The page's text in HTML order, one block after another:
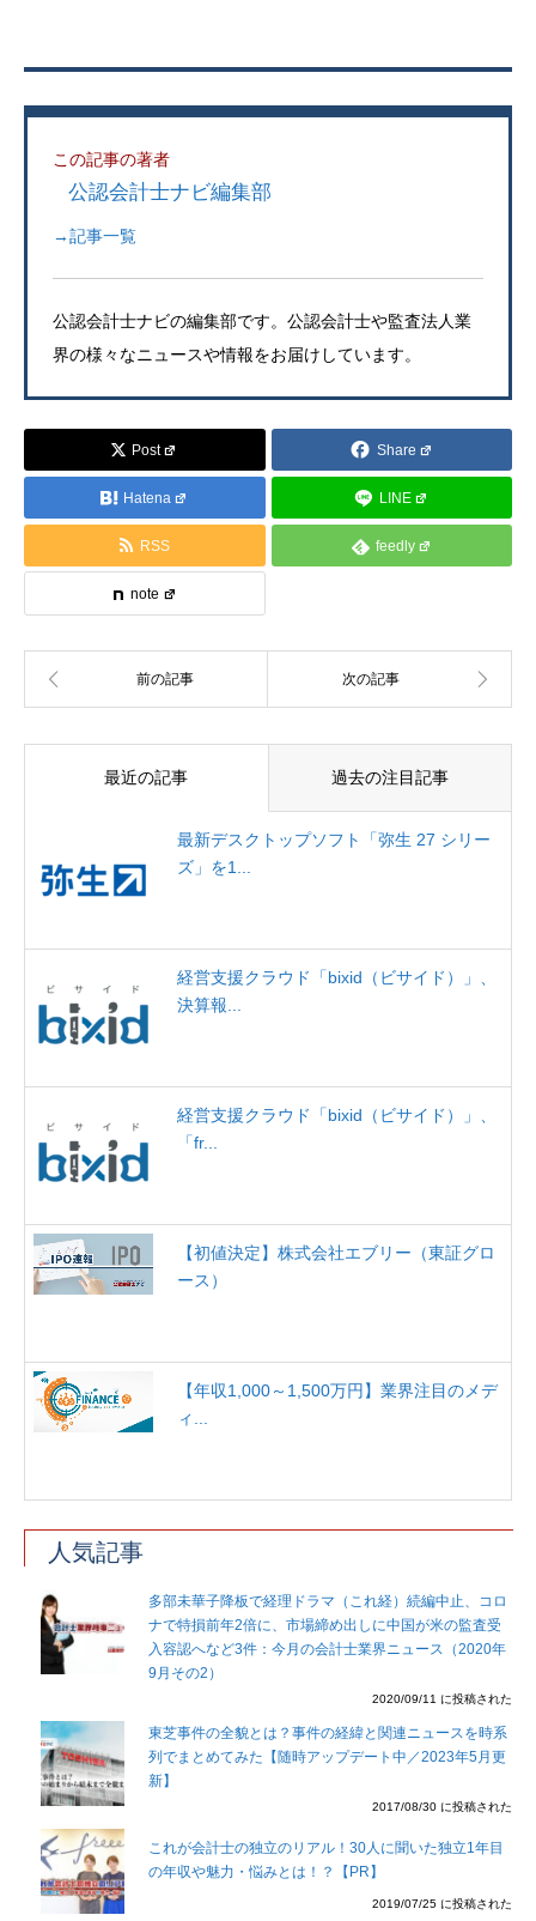
この記事の著者
公認会計士ナビ編集部
→記事一覧
公認会計士ナビの編集部です。公認会計士や監査法人業
界の様々なニュースや情報をお届けしています。
Post Share
Hatena LINE
RSS feedly
note
最近の記事 過去の注目記事
最新デスクトップソフト「弥生 27 シリー
ズ」を1...
経営支援クラウド「bixid（ビサイド）」、
決算報...
経営支援クラウド「bixid（ビサイド）」、
「fr...
【初値決定】株式会社エブリー（東証グロ
ース）
【年収1,000～1,500万円】業界注目のメデ
ィ...
人気記事
多部未華子降板で経理ドラマ（これ経）続編中止、コロ
ナで特損前年2倍に、市場締め出しに中国が米の監査受
入容認へなど3件：今月の会計士業界ニュース（2020年
9月その2）
2020/09/11 に投稿された
東芝事件の全貌とは？事件の経緯と関連ニュースを時系
列でまとめてみた【随時アップデート中／2023年5月更
新】
2017/08/30 に投稿された
これが会計士の独立のリアル！30人に聞いた独立1年目
の年収や魅力・悩みとは！？【PR】
2019/07/25 に投稿された